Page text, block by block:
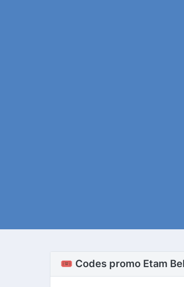
🎟️ Codes promo Etam